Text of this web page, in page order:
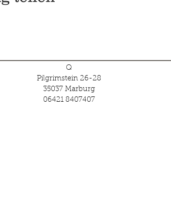
Q
Pilgrimstein 26-28
35037 Marburg
06421 8407407